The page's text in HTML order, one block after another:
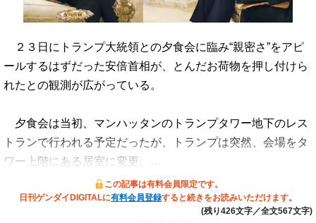
２３日にトランプ大統領との夕食会に臨み“親密さ”をアピ
ールするはずだった安倍首相が、とんだお荷物を押し付けら
れたとの観測が広がっている。
夕食会は当初、マンハッタンのトランプタワー地下のレス
トランで行われる予定だったが、トランプは突然、会場をタ
ワー上階にある居室に変更。…
この記事は有料会員限定です。
日刊ゲンダイDIGITALに有料会員登録すると続きをお読みいただけます。
(残り426文字／全文567文字)